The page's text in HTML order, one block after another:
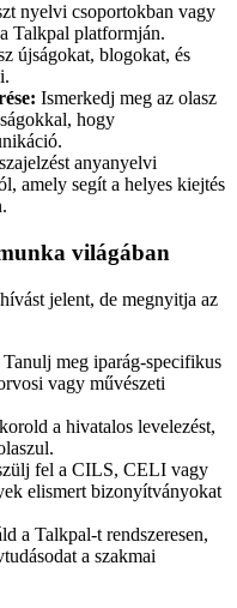
nyelvi csoportokban vagy
Talkpal platformján.
újságokat, blogokat, és
Ismerkedj meg az olasz
hogy
anyanyelvi
amely segít a helyes kiejtés
világában
jelent, de megnyitja az
Tanulj meg iparág-specifikus
vagy művészeti
a hivatalos levelezést,
fel a CILS, CELI vagy
elismert bizonyítványokat
a Talkpal-t rendszeresen,
a szakmai